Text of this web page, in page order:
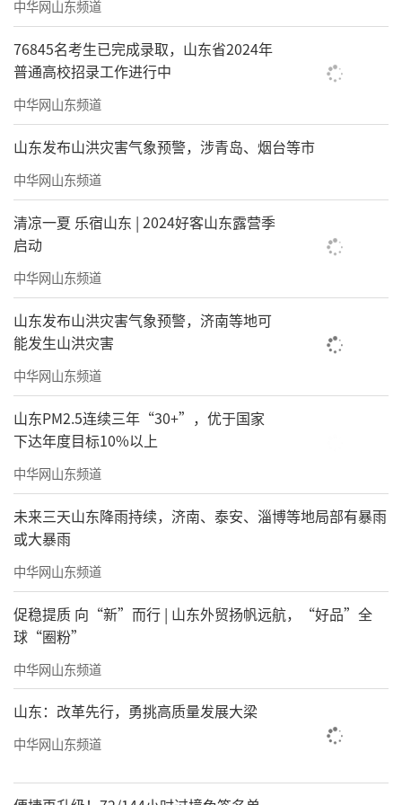
中华网山东频道
76845名考生已完成录取，山东省2024年
普通高校招录工作进行中
中华网山东频道
山东发布山洪灾害气象预警，涉青岛、烟台等市
中华网山东频道
清凉一夏 乐宿山东 | 2024好客山东露营季
启动
中华网山东频道
山东发布山洪灾害气象预警，济南等地可
能发生山洪灾害
中华网山东频道
山东PM2.5连续三年“30+”，优于国家
下达年度目标10%以上
中华网山东频道
未来三天山东降雨持续，济南、泰安、淄博等地局部有暴雨
或大暴雨
中华网山东频道
促稳提质 向“新”而行 | 山东外贸扬帆远航，“好品”全
球“圈粉”
中华网山东频道
山东：改革先行，勇挑高质量发展大梁
中华网山东频道